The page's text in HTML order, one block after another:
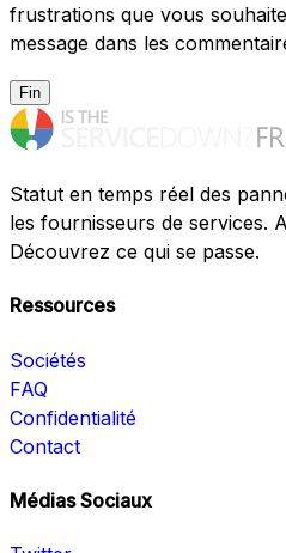
frustrations que vous
message dans les
Fin
Statut en temps réel des
les fournisseurs de services.
Découvrez ce qui se passe.
Ressources
Sociétés
FAQ
Confidentialité
Contact
Médias Sociaux